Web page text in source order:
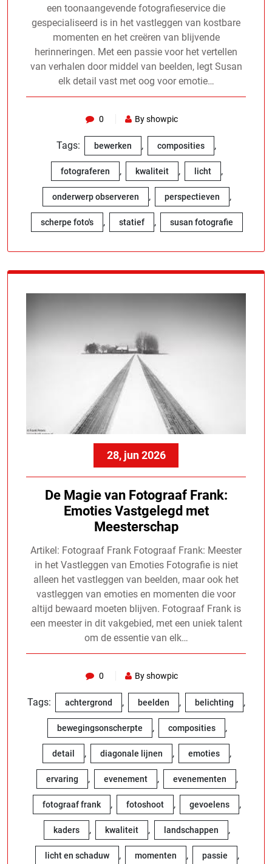
een toonaangevende fotografieservice die
gespecialiseerd is in het vastleggen van kostbare
momenten en het creëren van blijvende
herinneringen. Met een passie voor het vertellen
van verhalen door middel van beelden, legt Susan
elk detail vast met oog voor emotie…
0 By showpic
Tags: bewerken , composities ,
fotograferen , kwaliteit , licht ,
onderwerp observeren , perspectieven ,
scherpe foto's , statief , susan fotografie
28, jun 2026
De Magie van Fotograaf Frank:
Emoties Vastgelegd met
Meesterschap
Artikel: Fotograaf Frank Fotograaf Frank: Meester
in het Vastleggen van Emoties Fotografie is niet
alleen het vastleggen van beelden, maar ook het
vastleggen van emoties en momenten die voor
altijd bewaard moeten blijven. Fotograaf Frank is
een meester in dit vakgebied, met een uniek talent
om de essentie van elk…
0 By showpic
Tags: achtergrond , beelden , belichting ,
bewegingsonscherpte , composities ,
detail , diagonale lijnen , emoties ,
ervaring , evenement , evenementen ,
fotograaf frank , fotoshoot , gevoelens ,
kaders , kwaliteit , landschappen ,
licht en schaduw , momenten , passie ,